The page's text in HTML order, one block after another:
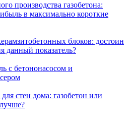
производства газобетона:
в максимально короткие
блоков: достоин
данный показатель?
с бетононасосом и
стен дома: газобетон или